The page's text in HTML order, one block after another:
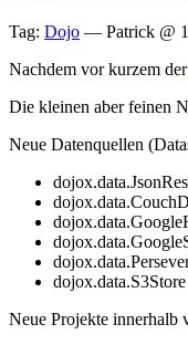
Tag: Dojo — Patrick @
Nachdem vor kurzem der
Die kleinen aber feinen
Neue Datenquellen
dojox.data.S3Store
Neue Projekte innerhalb